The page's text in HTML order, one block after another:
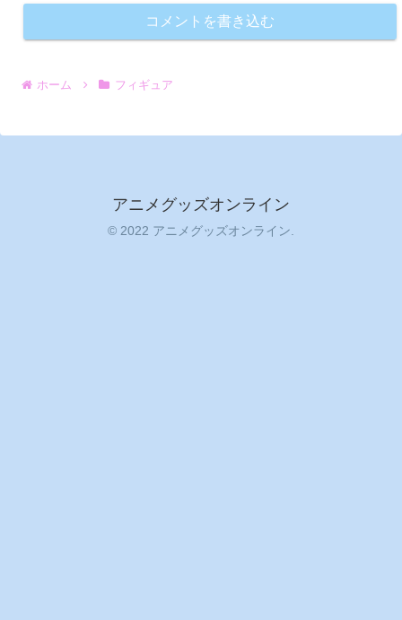
コメントを書き込む
ホーム フィギュア
アニメグッズオンライン
© 2022 アニメグッズオンライン.